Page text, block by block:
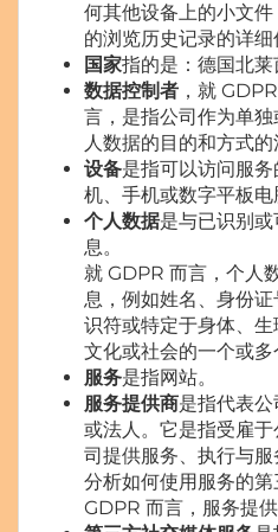
何其他设备上的小文
的浏览历史记录的详细
国家指的是：德国北
数据控制者 ，就
言，是指公司作为单
人数据的目的和方式的
设备是指可以访问服
机、手机或数字平板电
个人数据是与已识别
息。
就 GDPR 而言，个人
息，例如姓名、身份
识符或特定于身体、生
文化或社会的一个或多
服务是指网站。
服务提供商是指代表
或法人。它是指受雇
司提供服务、执行与
分析如何使用服务的
GDPR 而言，服务提